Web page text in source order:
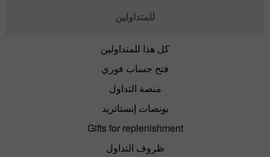
للمتداولين
كل هذا للمتداولين
فتح حساب فوري
منصة التداول
بونصات إنستاتريد
Gifts for replenishment
ظروف التداول